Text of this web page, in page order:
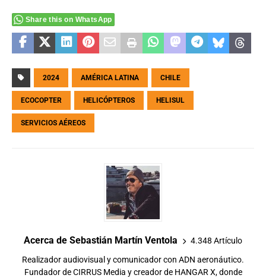
Share this on WhatsApp
2024 AMÉRICA LATINA CHILE
ECOCOPTER HELICÓPTEROS HELISUL
SERVICIOS AÉREOS
Acerca de Sebastián Martín Ventola 4.348 Artículo
Realizador audiovisual y comunicador con ADN aeronáutico.
Fundador de CIRRUS Media y creador de HANGAR X, donde